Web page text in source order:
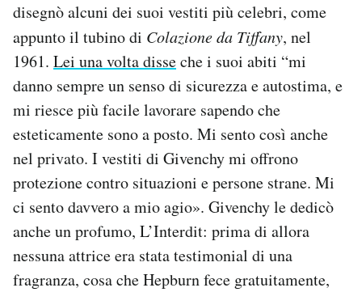
disegnò alcuni dei suoi vestiti più celebri, come
appunto il tubino di Colazione da Tiffany, nel
1961. Lei una volta disseche i suoi abiti “mi
danno sempre un senso di sicurezza e autostima, e
mi riesce più facile lavorare sapendo che
esteticamente sono a posto. Mi sento così anche
nel privato. I vestiti di Givenchy mi offrono
protezione contro situazioni e persone strane. Mi
ci sento davvero a mio agio». Givenchy le dedicò
anche un profumo, L’Interdit: prima di allora
nessuna attrice era stata testimonial di una
fragranza, cosa che Hepburn fece gratuitamente,